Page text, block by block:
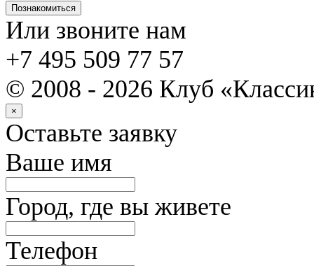
Познакомиться
Или звоните нам
+7 495 509 77 57
© 2008 - 2026 Клуб
×
Оставьте заявку
Ваше имя
Город, где вы живете
Телефон